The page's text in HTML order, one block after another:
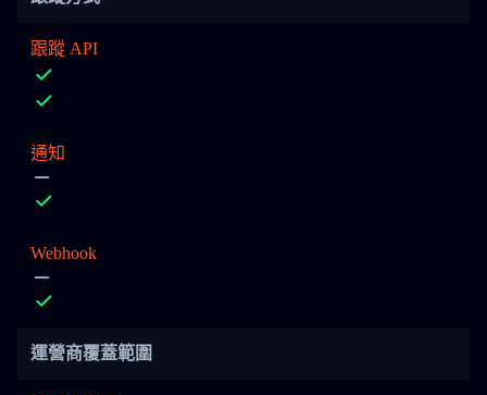
跟蹤 API
通知
Webhook
運營商覆蓋範圍